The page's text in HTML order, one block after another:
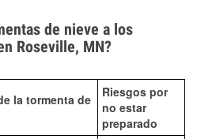
de nieve a los
Roseville, MN?
la tormenta de
Riesgos por
no estar
preparado